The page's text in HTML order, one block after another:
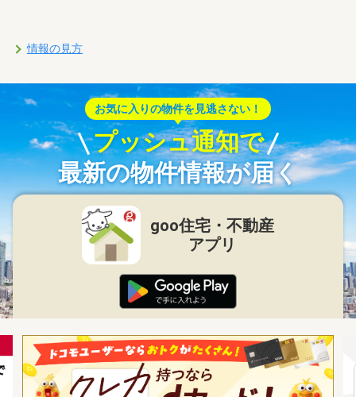
情報の見方
お気に入りの物件を見逃さない！
プッシュ通知で
最新の物件情報が届く
goo住宅・不動産
アプリ